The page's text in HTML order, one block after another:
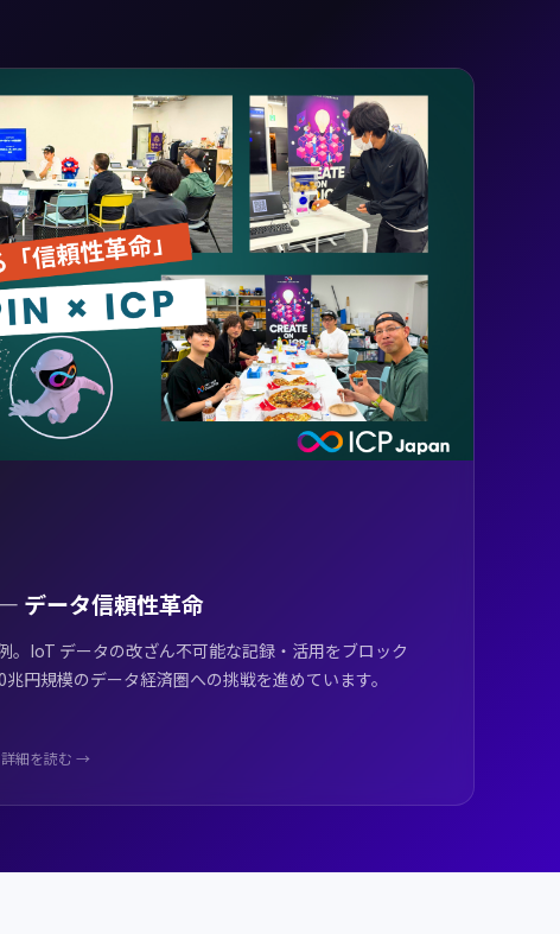
データ信頼性革命
。IoT データの改ざん不可能な記録・活用をブロック
円規模のデータ経済圏への挑戦を進めています。
詳細を読む →